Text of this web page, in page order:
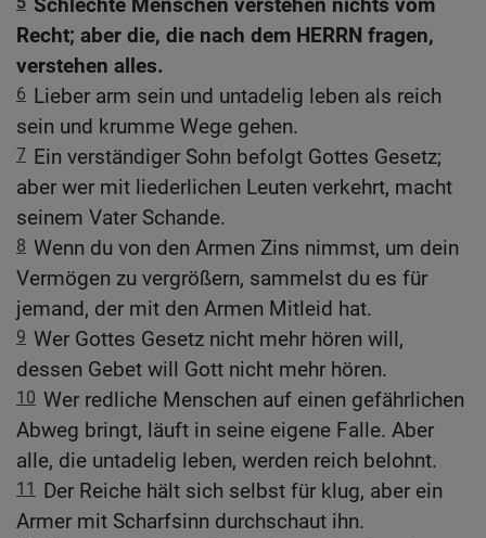
Schlechte Menschen verstehen nichts vom
Recht; aber die, die nach dem HERRN fragen,
verstehen alles.
6 Lieber arm sein und untadelig leben als reich
sein und krumme Wege gehen.
7 Ein verständiger Sohn befolgt Gottes Gesetz;
aber wer mit liederlichen Leuten verkehrt, macht
seinem Vater Schande.
8 Wenn du von den Armen Zins nimmst, um dein
Vermögen zu vergrößern, sammelst du es für
jemand, der mit den Armen Mitleid hat.
9 Wer Gottes Gesetz nicht mehr hören will,
dessen Gebet will Gott nicht mehr hören.
10 Wer redliche Menschen auf einen gefährlichen
Abweg bringt, läuft in seine eigene Falle. Aber
alle, die untadelig leben, werden reich belohnt.
11
Der Reiche hält sich selbst für klug, aber ein
Armer mit Scharfsinn durchschaut ihn.